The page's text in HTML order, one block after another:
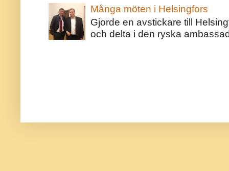
Många möten i Helsingfors
Gjorde en avstickare till
och delta i den ryska